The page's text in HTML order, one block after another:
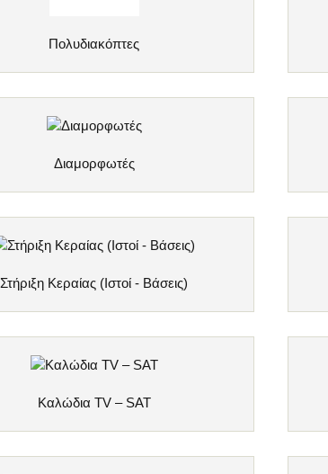
Πολυδιακόπτες
Διαμορφωτές
Στήριξη Κεραίας (Ιστοί - Βάσεις)
Καλώδια TV – SAT